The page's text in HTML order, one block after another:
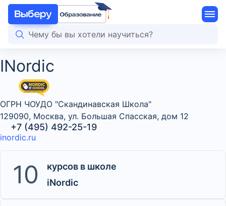
INordic
+7 (495) 492-25-19
ОГРН ЧОУДО "Скандинавская Школа"
129090, Москва, ул. Большая Спасская, дом 12
inordic.ru
10
курсов в школе
iNordic